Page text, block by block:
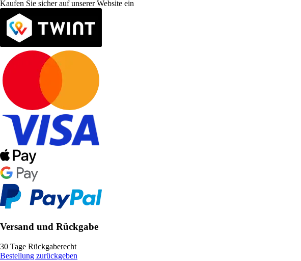
Kaufen Sie sicher auf unserer Website ein
Versand und Rückgabe
30 Tage Rückgaberecht
Bestellung zurückgeben